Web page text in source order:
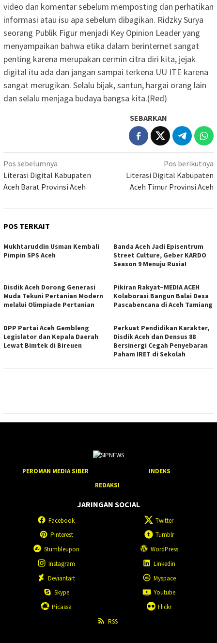
video dan komentar sebelum memposting dan perhatikan
informasi atau isu apa sebelum dibagikan. Ridzky Surya
seorang Publik Figur menjadi Key Opinion Leader yang
menyampaikan bahwa etika dalam berinternet sangat
penting karena merupakan cermin citra diri kita, jejak
digital itu ada dan jangan sampai terkena UU ITE karena
sangat merugikan. Selalu bijak, santun, hargai orang lain
dan selalu menjaga budaya bangsa kita.(Red)
SEBARKAN
Navigasi
pos
Pos sebelumnya
Literasi Digital Kabupaten
Aceh Barat Provinsi Aceh
Pos berikutnya
Literasi Digital Kabupaten
Aceh Timur Provinsi Aceh
POS TERKAIT
Mukhtaruddin Usman Kembali
Pimpin SPS Aceh
Banda Aceh Jadi Episentrum
Street Culture, Geber KARDO
Season 9 Menuju Rusia!
Disdik Aceh Dorong Generasi
Muda Tekuni Pertanian Modern
melalui Olimpiade Pertanian
Pikiran Rakyat–MEDIA ACEH
Kolaborasi Bangun Balai Desa
Pascabencana di Aceh Tamiang
DPP Partai Aceh Gembleng
Legislator dan Kepala Daerah
Lewat Bimtek di Bireuen
Perkuat Pendidikan Karakter,
Disdik Aceh dan Densus 88
Bersinergi Cegah Penyebaran
Paham IRET di Sekolah
PEROMAN MEDIA SIBER
INDEKS
REDAKSI
JARINGAN SOCIAL
Facebook
Twitter
Pinterest
Tumblr
Stumbleupon
WordPress
Instagram
Linkedin
Deviantart
Myspace
Skype
Youtube
Picassa
Flickr
RSS